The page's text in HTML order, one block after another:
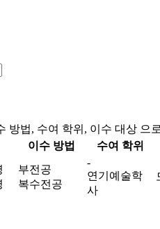
방법, 수여 학위, 이수 대상 으
이수 방법 수여 학위
부전공
복수전공
-
연기예술학
사